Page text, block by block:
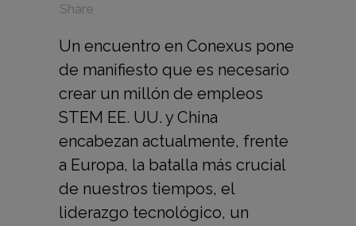
Share
Un encuentro en Conexus pone
de manifiesto que es necesario
crear un millón de empleos
STEM EE. UU. y China
encabezan actualmente, frente
a Europa, la batalla más crucial
de nuestros tiempos, el
liderazgo tecnológico, un